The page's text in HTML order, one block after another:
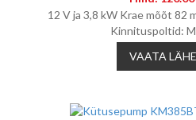
12 V ja 3,8 kW Krae mõõt 82
Kinnituspoltid:
VAATA